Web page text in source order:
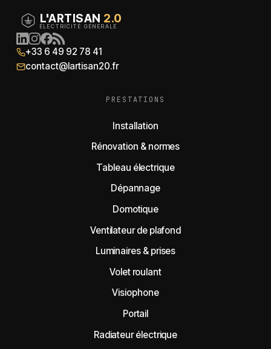
L'ARTISAN 2.0
ÉLECTRICITÉ GÉNÉRALE
+33 6 49 92 78 41
contact@lartisan20.fr
PRESTATIONS
Installation
Rénovation & normes
Tableau électrique
Dépannage
Domotique
Ventilateur de plafond
Luminaires & prises
Volet roulant
Visiophone
Portail
Radiateur électrique